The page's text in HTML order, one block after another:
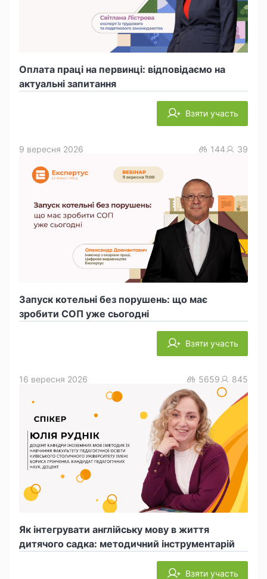
Оплата праці на первинці: відповідаємо на
актуальні запитання
Взяти участь
Запуск котельні без порушень: що має
зробити СОП уже сьогодні
9 вересня 2026 144 39
Взяти участь
Як інтегрувати англійську мову в життя
дитячого садка: методичний інструментарій
16 вересня 2026 5659 845
Взяти участь